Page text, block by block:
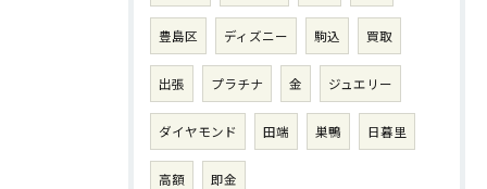
豊島区 ディズニー 駒込 買取
出張 プラチナ 金 ジュエリー
ダイヤモンド 田端 巣鴨 日暮里
高額 即金